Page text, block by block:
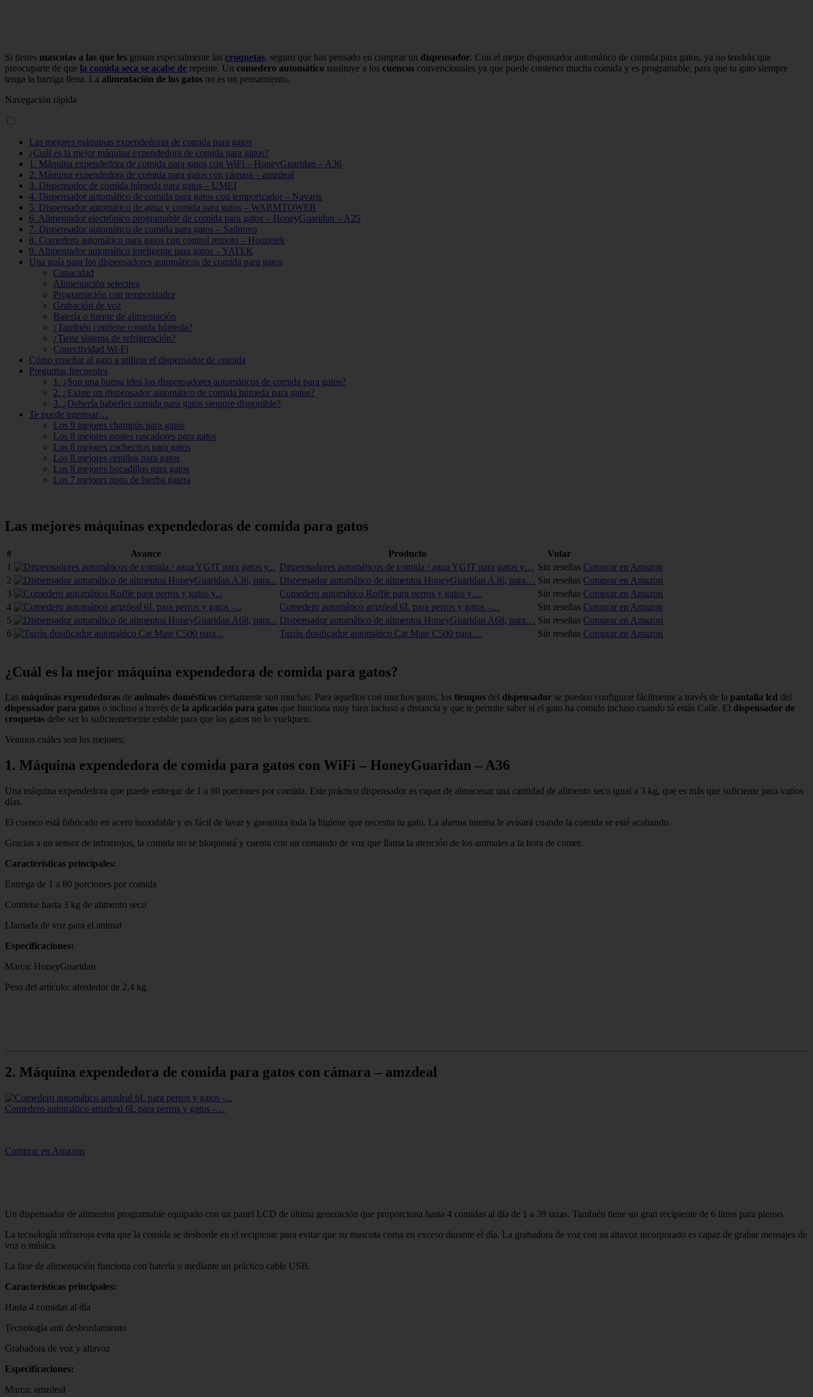
Si tienes mascotas a las que les gustan especialmente las croquetas, seguro que has pensado en comprar un dispensador. Con el mejor dispensador automático de comida para gatos, ya no tendrás que
preocuparte de que la comida seca se acabe de repente. Un comedero automático sustituye a los cuencos convencionales ya que puede contener mucha comida y es programable, para que tu gato siempre
tenga la barriga llena. La alimentación de los gatos no es un pensamiento.
Navegación rápida
Las mejores máquinas expendedoras de comida para gatos
¿Cuál es la mejor máquina expendedora de comida para gatos?
1. Máquina expendedora de comida para gatos con WiFi – HoneyGuaridan – A36
2. Máquina expendedora de comida para gatos con cámara – amzdeal
3. Dispensador de comida húmeda para gatos – UMEI
4. Dispensador automático de comida para gatos con temporizador – Navaris
5. Dispensador automático de agua y comida para gatos – WARMTOWER
6. Alimentador electrónico programable de comida para gatos – HoneyGuaridan – A25
7. Dispensador automático de comida para gatos – Sailnovo
8. Comedero automático para gatos con control remoto – Houzetek
9. Alimentador automático inteligente para gatos – YATEK
Una guía para los dispensadores automáticos de comida para gatos
Capacidad
Alimentación selectiva
Programación con temporizador
Grabación de voz
Batería o fuente de alimentación
¿También contiene comida húmeda?
¿Tiene sistema de refrigeración?
Conectividad Wi-Fi
Cómo enseñar al gato a utilizar el dispensador de comida
Preguntas frecuentes
1. ¿Son una buena idea los dispensadores automáticos de comida para gatos?
2. ¿Existe un dispensador automático de comida húmeda para gatos?
3. ¿Debería haberles comida para gatos siempre disponible?
Te puede interesar…
Los 9 mejores champús para gatos
Los 8 mejores postes rascadores para gatos
Los 8 mejores cochecitos para gatos
Los 8 mejores cepillos para gatos
Los 8 mejores bocadillos para gatos
Los 7 mejores tipos de hierba gatera
Las mejores máquinas expendedoras de comida para gatos
# Avance Producto
Votar
1
Dispensadores automáticos de comida / agua YGJT para gatos y… Sin reseñas Comprar en Amazon
2
Dispensador automático de alimentos HoneyGuaridan A36, para… Sin reseñas Comprar en Amazon
3
Comedero automático Roffie para perros y gatos y… Sin reseñas Comprar en Amazon
4
Comedero automático amzdeal 6L para perros y gatos -… Sin reseñas Comprar en Amazon
5
Dispensador automático de alimentos HoneyGuaridan A68, para… Sin reseñas Comprar en Amazon
6
Tazón dosificador automático Cat Mate C500 para… Sin reseñas Comprar en Amazon
¿Cuál es la mejor máquina expendedora de comida para gatos?
Las máquinas expendedoras de animales domésticos ciertamente son muchas. Para aquellos con muchos gatos, los tiempos del dispensador se pueden configurar fácilmente a través de la pantalla lcd del
dispensador para gatos o incluso a través de la aplicación para gatos que funciona muy bien incluso a distancia y que te permite saber si el gato ha comido incluso cuando tú estás Calle. El dispensador de
croquetas debe ser lo suficientemente estable para que los gatos no lo vuelquen.
Veamos cuáles son los mejores:
1. Máquina expendedora de comida para gatos con WiFi – HoneyGuaridan – A36
Una máquina expendedora que puede entregar de 1 a 80 porciones por comida. Este práctico dispensador es capaz de almacenar una cantidad de alimento seco igual a 3 kg, que es más que suficiente para varios
días.
El cuenco está fabricado en acero inoxidable y es fácil de lavar y garantiza toda la higiene que necesita tu gato. La alarma interna le avisará cuando la comida se esté acabando.
Gracias a un sensor de infrarrojos, la comida no se bloqueará y cuenta con un comando de voz que llama la atención de los animales a la hora de comer.
Características principales:
Entrega de 1 a 80 porciones por comida
Contiene hasta 3 kg de alimento seco
Llamada de voz para el animal
Especificaciones:
Marca: HoneyGuaridan
Peso del artículo: alrededor de 2,4 kg
2. Máquina expendedora de comida para gatos con cámara – amzdeal
Comedero automático amzdeal 6L para perros y gatos -…
Comprar en Amazon
Un dispensador de alimentos programable equipado con un panel LCD de última generación que proporciona hasta 4 comidas al día de 1 a 39 tazas. También tiene un gran recipiente de 6 litros para pienso.
La tecnología infrarroja evita que la comida se desborde en el recipiente para evitar que su mascota coma en exceso durante el día. La grabadora de voz con su altavoz incorporado es capaz de grabar mensajes de
voz o música.
La fase de alimentación funciona con batería o mediante un práctico cable USB.
Características principales:
Hasta 4 comidas al día
Tecnología anti desbordamiento
Grabadora de voz y altavoz
Especificaciones:
Marca: amzdeal